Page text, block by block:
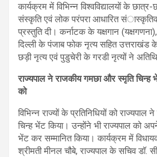
कार्यक्रम में विभिन्न विश्वविद्यालयों के
संस्कृति एवं लोक परंपरा आधारित संास्कृतिक
प्रस्तुति दी। कर्नाटक के यक्षगान
दिल्ली के पंजाब फोक नृत्य सहित उत्तराखंड के
छड़ी नृत्य एवं पुडुचेरी के गरडी नृत्यों ने
राज्यपाल ने राजकीय गमछा और स्मृति चिन्ह
को
विभिन्न राज्यों के प्रतिनिधियों को
चिन्ह भेंट किया। उन्होंने भी राज्यपाल को
भेंट कर सम्मानित किया। कार्यक्रम में
श्रीमती मीनल चौबे, राज्यपाल के सचिव डॉ.